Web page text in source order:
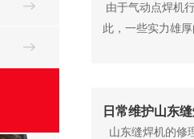
由于气动点焊机
此，一些实力雄
日常维护山东
山东缝焊机的修